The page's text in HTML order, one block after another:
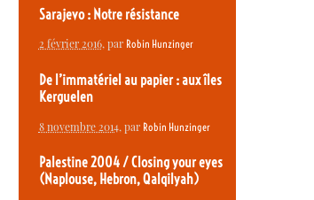
Sarajevo : Notre résistance
2 février 2016, par Robin Hunzinger
De l’immatériel au papier : aux îles
Kerguelen
8 novembre 2014, par Robin Hunzinger
Palestine 2004 / Closing your eyes
(Naplouse, Hebron, Qalqilyah)